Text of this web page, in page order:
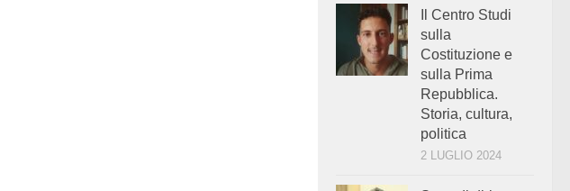
Il Centro Studi
sulla
Costituzione e
sulla Prima
Repubblica.
Storia, cultura,
politica
2 LUGLIO 2024